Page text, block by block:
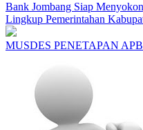
Bank Jombang Siap
Lingkup Pemerintahan
MUSDES PENETAPAN